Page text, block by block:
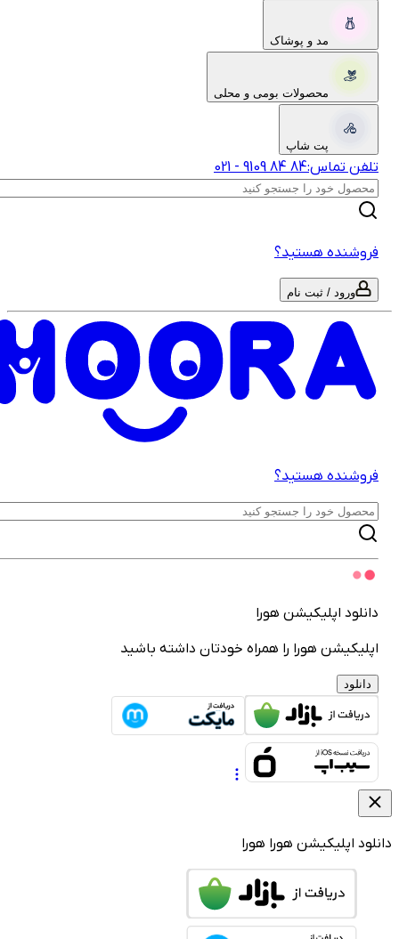
مد و پوشاک
محصولات بومی و محلی
پت شاپ
تماس: 021-‎9109‎ ‎84‎ ‎84‎
هستید؟
ورود / ثبت نام
هستید؟
اپلیکیشن هورا
هورا را همراه خودتان داشته باشید
دانلود
اپلیکیشن هوراهورا